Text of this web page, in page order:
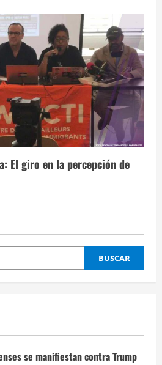
El giro en la percepción de
BUSCAR
se manifiestan contra Trump